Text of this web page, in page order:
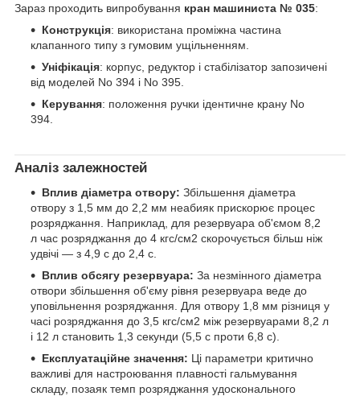
Зараз проходить випробування кран машиниста № 035:
Конструкція: використана проміжна частина
клапанного типу з гумовим ущільненням.
Уніфікація: корпус, редуктор і стабілізатор запозичені
від моделей No 394 і No 395.
Керування: положення ручки ідентичне крану No
394.
Аналіз залежностей
Вплив діаметра отвору: Збільшення діаметра
отвору з 1,5 мм до 2,2 мм неабияк прискорює процес
розряджання. Наприклад, для резервуара об'ємом 8,2
л час розряджання до 4 кгс/см2 скорочується більш ніж
удвічі — з 4,9 с до 2,4 с.
Вплив обсягу резервуара: За незмінного діаметра
отвори збільшення об'єму рівня резервуара веде до
уповільнення розряджання. Для отвору 1,8 мм різниця у
часі розряджання до 3,5 кгс/см2 між резервуарами 8,2 л
і 12 л становить 1,3 секунди (5,5 с проти 6,8 с).
Експлуатаційне значення: Ці параметри критично
важливі для настроювання плавності гальмування
складу, позаяк темп розряджання удосконального